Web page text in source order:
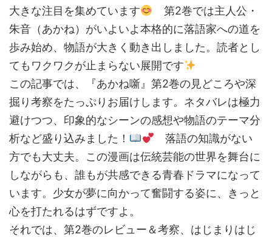
大きな注目を集めています
第2巻では主人公・
朱音（あかね）がいよいよ本格的に落語家への道を
歩み始め、物語が大きく動き出しました。読者とし
てもワクワクが止まらない展開です
この記事では、『あかね噺』第2巻の見どころや深
掘り考察をたっぷりお届けします。ネタバレは極力
避けつつ、印象的なシーンの感想や物語のテーマ分
析など盛り込みました！
落語の知識がない
方でも大丈夫。この漫画は伝統芸能の世界を舞台に
しながらも、誰もが共感できる青春ドラマになって
います。少女が夢に向かって奮闘する姿に、きっと
心を打たれるはずですよ。
それでは、第2巻のレビュー＆考察、はじまりはじ